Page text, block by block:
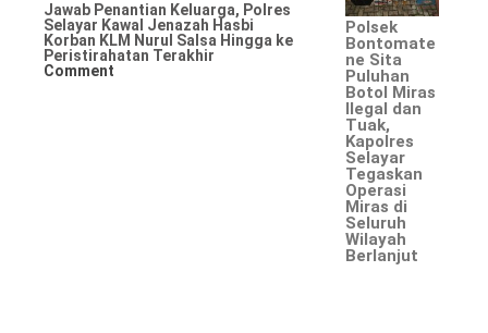
Jawab Penantian Keluarga, Polres
Selayar Kawal Jenazah Hasbi
Korban KLM Nurul Salsa Hingga ke
Peristirahatan Terakhir
Comment
Polsek
Bontomate
ne Sita
Puluhan
Botol Miras
Ilegal dan
Tuak,
Kapolres
Selayar
Tegaskan
Operasi
Miras di
Seluruh
Wilayah
Berlanjut